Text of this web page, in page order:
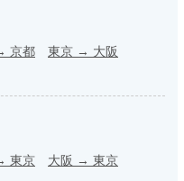
京都 東京 → 大阪
東京 大阪 → 東京